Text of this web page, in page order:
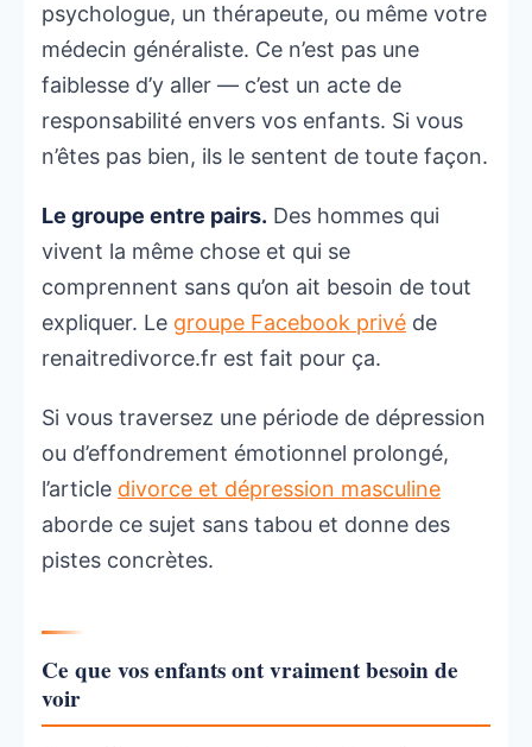
psychologue, un thérapeute, ou même votre
médecin généraliste. Ce n’est pas une
faiblesse d’y aller — c’est un acte de
responsabilité envers vos enfants. Si vous
n’êtes pas bien, ils le sentent de toute façon.
Le groupe entre pairs. Des hommes qui
vivent la même chose et qui se
comprennent sans qu’on ait besoin de tout
expliquer. Le groupe Facebook privé de
renaitredivorce.fr est fait pour ça.
Si vous traversez une période de dépression
ou d’effondrement émotionnel prolongé,
l’article divorce et dépression masculine
aborde ce sujet sans tabou et donne des
pistes concrètes.
Ce que vos enfants ont vraiment besoin de
voir